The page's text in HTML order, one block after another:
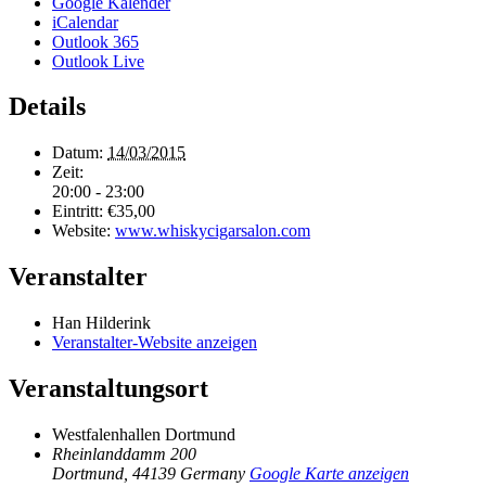
iCalendar
Outlook 365
Outlook Live
Details
Datum: 14/03/2015
Zeit:
20:00 - 23:00
Eintritt: €35,00
Website: www.whiskycigarsalon.com
Veranstalter
Han Hilderink
Veranstalter-Website anzeigen
Veranstaltungsort
Westfalenhallen Dortmund
Rheinlanddamm 200
Dortmund 44139 Germany Google Karte anzeigen